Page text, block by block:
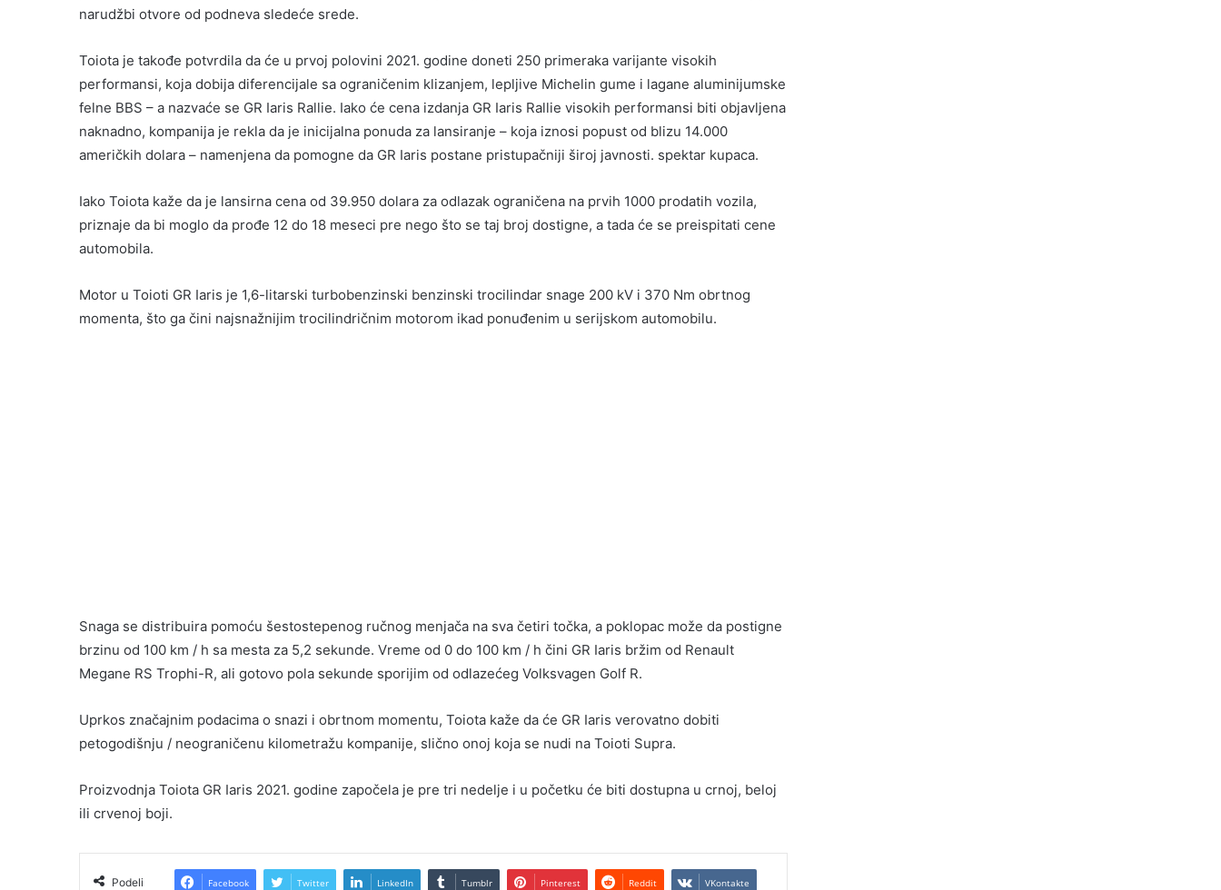
narudžbi otvore od podneva sledeće srede.
Toiota je takođe potvrdila da će u prvoj polovini 2021. godine doneti 250 primeraka varijante visokih
performansi, koja dobija diferencijale sa ograničenim klizanjem, lepljive Michelin gume i lagane aluminijumske
felne BBS – a nazvaće se GR Iaris Rallie. Iako će cena izdanja GR Iaris Rallie visokih performansi biti objavljena
naknadno, kompanija je rekla da je inicijalna ponuda za lansiranje – koja iznosi popust od blizu 14.000
američkih dolara – namenjena da pomogne da GR Iaris postane pristupačniji široj javnosti. spektar kupaca.
Iako Toiota kaže da je lansirna cena od 39.950 dolara za odlazak ograničena na prvih 1000 prodatih vozila,
priznaje da bi moglo da prođe 12 do 18 meseci pre nego što se taj broj dostigne, a tada će se preispitati cene
automobila.
Motor u Toioti GR Iaris je 1,6-litarski turbobenzinski benzinski trocilindar snage 200 kV i 370 Nm obrtnog
momenta, što ga čini najsnažnijim trocilindričnim motorom ikad ponuđenim u serijskom automobilu.
Snaga se distribuira pomoću šestostepenog ručnog menjača na sva četiri točka, a poklopac može da postigne
brzinu od 100 km / h sa mesta za 5,2 sekunde. Vreme od 0 do 100 km / h čini GR Iaris bržim od Renault
Megane RS Trophi-R, ali gotovo pola sekunde sporijim od odlazećeg Volksvagen Golf R.
Uprkos značajnim podacima o snazi i obrtnom momentu, Toiota kaže da će GR Iaris verovatno dobiti
petogodišnju / neograničenu kilometražu kompanije, slično onoj koja se nudi na Toioti Supra.
Proizvodnja Toiota GR Iaris 2021. godine započela je pre tri nedelje i u početku će biti dostupna u crnoj, beloj
ili crvenoj boji.
Podeli Facebook Twitter LinkedIn Tumblr Pinterest Reddit VKontakte